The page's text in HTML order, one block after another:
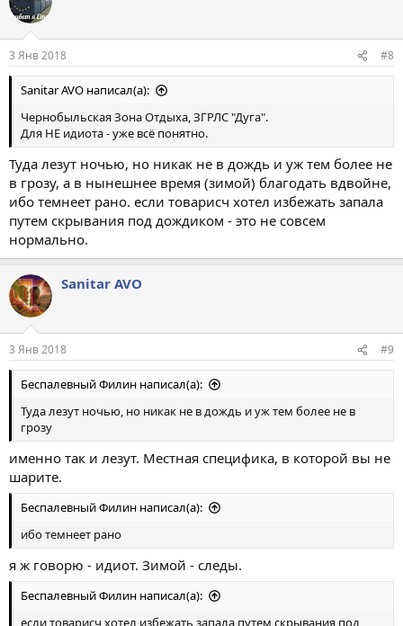
3 Янв 2018 #8
Sanitar AVO написал(а):
Чернобыльская Зона Отдыха, ЗГРЛС "Дуга".
Для НЕ идиота - уже всё понятно.
Туда лезут ночью, но никак не в дождь и уж тем более не
в грозу, а в нынешнее время (зимой) благодать вдвойне,
ибо темнеет рано. если товарисч хотел избежать запала
путем скрывания под дождиком - это не совсем
нормально.
Sanitar AVO
3 Янв 2018 #9
Беспалевный Филин написал(а):
Туда лезут ночью, но никак не в дождь и уж тем более не в
грозу
именно так и лезут. Местная специфика, в которой вы не
шарите.
Беспалевный Филин написал(а):
ибо темнеет рано
я ж говорю - идиот. Зимой - следы.
Беспалевный Филин написал(а):